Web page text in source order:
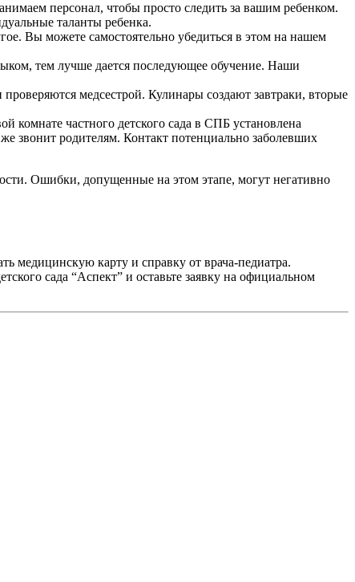
персонал, чтобы просто следить за вашим ребенком.
таланты ребенка.
Вы можете самостоятельно убедиться в этом на нашем
тем лучше дается последующее обучение. Наши
медсестрой. Кулинары создают завтраки, вторые
комнате частного детского сада в СПБ установлена
звонит родителям. Контакт потенциально заболевших
Ошибки, допущенные на этом этапе, могут негативно
медицинскую карту и справку от врача-педиатра.
сада “Аспект” и оставьте заявку на официальном